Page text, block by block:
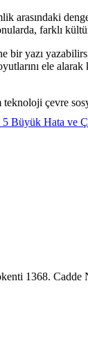
arasındaki
farklı
bir yazı
ele
teknoloji çevre
5 Büyük Hata ve
1368.